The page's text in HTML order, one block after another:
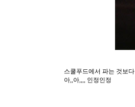
스쿨푸드에서 파는 것보
아,,아,,,, 인정인정